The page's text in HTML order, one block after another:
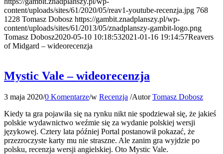
content/uploads/sites/61/2020/05/reav1-youtube-recenzja.jpg 768
1228 Tomasz Dobosz https://gambit.znadplanszy.pl/wp-
content/uploads/sites/61/2013/05/znadplanszy-gambit-logo.png
Tomasz Dobosz2020-05-10 10:18:532021-01-16 19:14:57Reavers
of Midgard – wideorecenzja
Mystic Vale – wideorecenzja
3 maja 2020/0 Komentarze/w Recenzja /AutorTomasz Dobosz
Kiedy ta gra pojawiła się na rynku nikt nie spodziewał się, że jakieś
polskie wydawnictwo weźmie się za wydanie polskiej wersji
językowej. Cztery lata później Portal postanowił pokazać, że
przezroczyste karty mu nie straszne. Ale zanim gra wyjdzie po
polsku, recenzja wersji angielskiej. Oto Mystic Vale.